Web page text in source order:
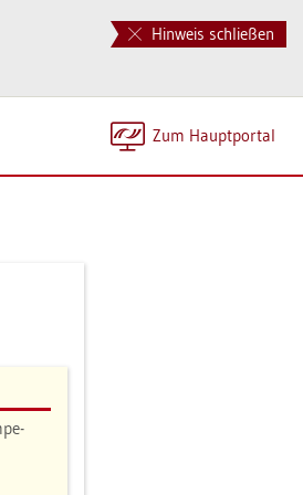
Hinweis schließen
Zum Haupt­por­tal